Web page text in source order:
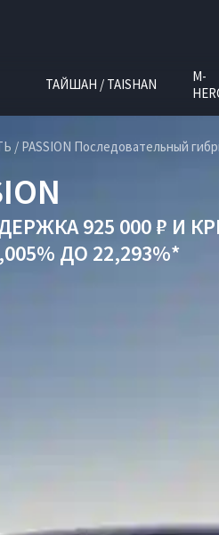
ТАЙШАН / TAISHAN
M-
/ PASSION Последовательный
925 000 ₽ И
ДО 22,293%*